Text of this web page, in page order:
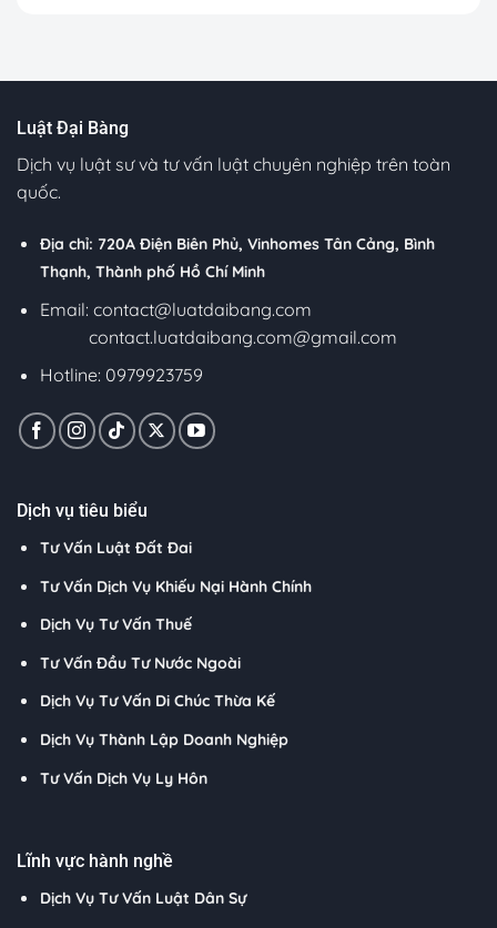
Luật Đại Bàng
Dịch vụ luật sư và tư vấn luật chuyên nghiệp trên toàn
quốc.
Địa chỉ: 720A Điện Biên Phủ, Vinhomes Tân Cảng, Bình
Thạnh, Thành phố Hồ Chí Minh
Email: contact@luatdaibang.com
contact.luatdaibang.com@gmail.com
Hotline: 0979923759
Dịch vụ tiêu biểu
Tư Vấn Luật Đất Đai
Tư Vấn Dịch Vụ Khiếu Nại Hành Chính
Dịch Vụ Tư Vấn Thuế
Tư Vấn Đầu Tư Nước Ngoài
Dịch Vụ Tư Vấn Di Chúc Thừa Kế
Dịch Vụ Thành Lập Doanh Nghiệp
Tư Vấn Dịch Vụ Ly Hôn
Lĩnh vực hành nghề
Dịch Vụ Tư Vấn Luật Dân Sự